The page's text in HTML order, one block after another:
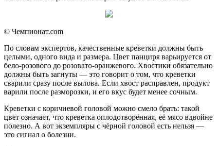
© Чемпионат.com
По словам экспертов, качественные креветки должны быть
целыми, одного вида и размера. Цвет панциря варьируется от
бело-розового до розовато-оранжевого. Хвостики обязательно
должны быть загнуты — это говорит о том, что креветки
сварили сразу после вылова. Если хвост расправлен, продукт
варили после разморозки, и его вкус будет менее сочным.
Креветки с коричневой головой можно смело брать: такой
цвет означает, что креветка оплодотворённая, её мясо вдвойне
полезно. А вот экземпляры с чёрной головой есть нельзя —
это сигнал о болезни.